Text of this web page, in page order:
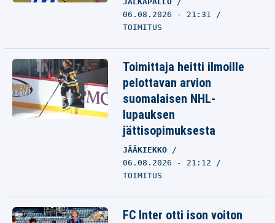
06.08.2026 - 21:31
TOIMITUS
Toimittaja heitti ilmoille
pelottavan arvion
suomalaisen NHL-
lupauksen
jättisopimuksesta
JÄÄKIEKKO
06.08.2026 - 21:12
TOIMITUS
FC Inter otti ison voiton